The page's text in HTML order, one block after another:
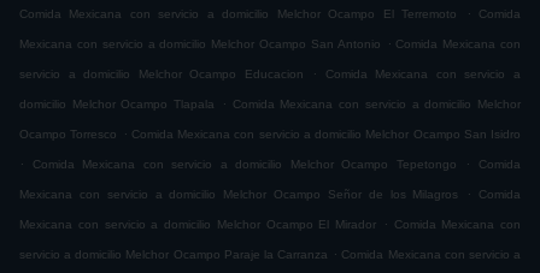
Comida Mexicana con servicio a domicilio Melchor Ocampo El Terremoto . Comida
Mexicana con servicio a domicilio Melchor Ocampo San Antonio . Comida Mexicana con
servicio a domicilio Melchor Ocampo Educacion . Comida Mexicana con servicio a
domicilio Melchor Ocampo Tlapala . Comida Mexicana con servicio a domicilio Melchor
Ocampo Torresco . Comida Mexicana con servicio a domicilio Melchor Ocampo San Isidro
.
Comida Mexicana con servicio a domicilio Melchor Ocampo Tepetongo . Comida
Mexicana con servicio a domicilio Melchor Ocampo Señor de los Milagros . Comida
Mexicana con servicio a domicilio Melchor Ocampo El Mirador . Comida Mexicana con
servicio a domicilio Melchor Ocampo Paraje la Carranza . Comida Mexicana con servicio a